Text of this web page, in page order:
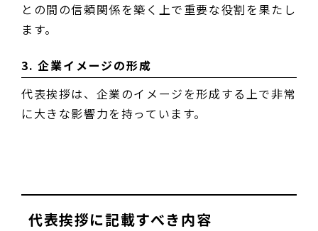
との間の信頼関係を築く上で重要な役割を果たし
ます。
3. 企業イメージの形成
代表挨拶は、企業のイメージを形成する上で非常
に大きな影響力を持っています。
代表挨拶に記載すべき内容